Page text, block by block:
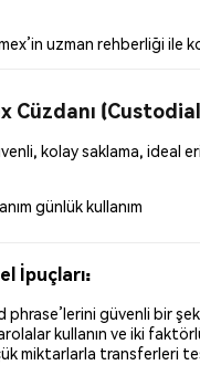
uzman rehberliği ile
Cüzdanı
kolay saklama, ideal
günlük kullanım
İpuçları:
phrase’lerini güvenli bir
kullanın ve iki
miktarlarla transferleri